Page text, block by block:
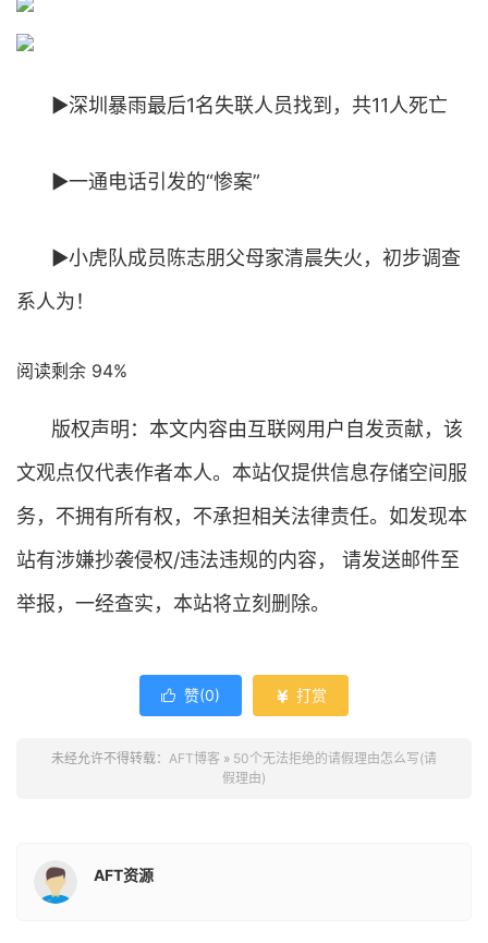
▶深圳暴雨最后1名失联人员找到，共11人死亡
▶一通电话引发的“惨案”
▶小虎队成员陈志朋父母家清晨失火，初步调查
系人为！
阅读剩余 94%
版权声明：本文内容由互联网用户自发贡献，该
文观点仅代表作者本人。本站仅提供信息存储空间服
务，不拥有所有权，不承担相关法律责任。如发现本
站有涉嫌抄袭侵权/违法违规的内容， 请发送邮件至
举报，一经查实，本站将立刻删除。
 赞(0)  打赏
未经允许不得转载： AFT博客 » 50个无法拒绝的请假理由怎么写(请
假理由)
AFT资源